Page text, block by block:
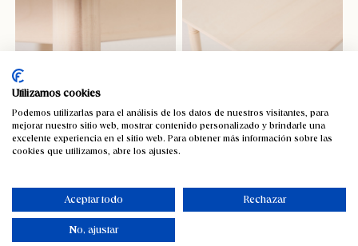
Mesa de madera infantil. Color
madera natural
100,21€ IVA incluido
Utilizamos cookies
Podemos utilizarlas para el análisis de los datos de nuestros visitantes, para
mejorar nuestro sitio web, mostrar contenido personalizado y brindarle una
excelente experiencia en el sitio web. Para obtener más información sobre las
cookies que utilizamos, abre los ajustes.
Aceptar todo Rechazar
No, ajustar